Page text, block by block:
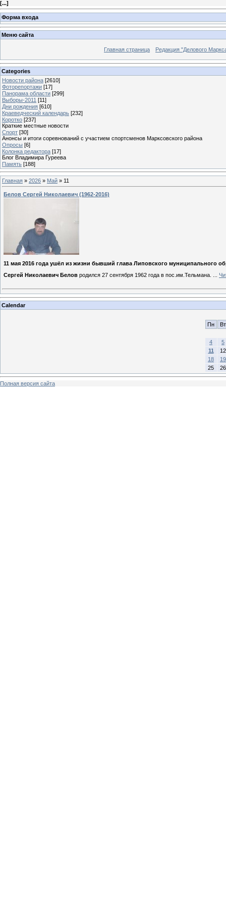
[...]
Форма входа
Меню сайта
Главная страница Редакция "Делового
Categories
Новости района [2610]
Фоторепортажи [17]
Панорама области [299]
Выборы-2011 [11]
Дни рождения [610]
Краеведческий календарь [232]
Коротко [237]
Краткие местные новости
Спорт [30]
Анонсы и итоги соревнований с участием спортсменов Марксовского района
Опросы [6]
Колонка редактора [17]
Блог Владимира Гуреева
Память [188]
Главная » 2026 » Май » 11
Белов Сергей Николаевич (1962-2016)
11 мая 2016 года ушёл из жизни бывший глава Липовского муниципального
Сергей Николаевич Белов родился 27 сентября 1962 года в пос.им.Тельмана.
Calendar
Пн Вт
4
5
11
12
18
19
25
26
Полная версия сайта